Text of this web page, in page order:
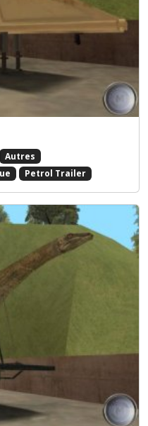
Autres
Petrol Trailer